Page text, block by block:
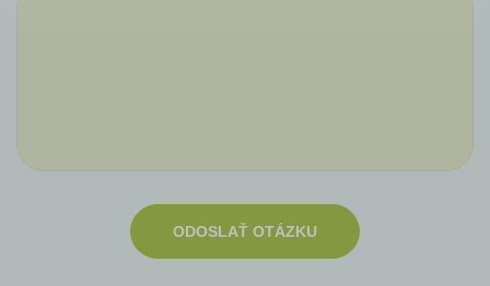
ODOSLAŤ OTÁZKU